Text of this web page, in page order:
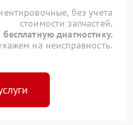
без учета
стоимости запчастей.
диагностику.
на неисправность.